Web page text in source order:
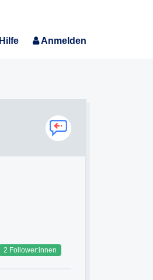
Hilfe Anmelden
2 Follower:innen